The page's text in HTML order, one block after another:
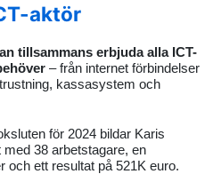
aktör
tillsammans erbjuda alla ICT-
– från internet förbindelser
kassasystem och
för 2024 bildar Karis
38 arbetstagare, en
och ett resultat på 521K euro.